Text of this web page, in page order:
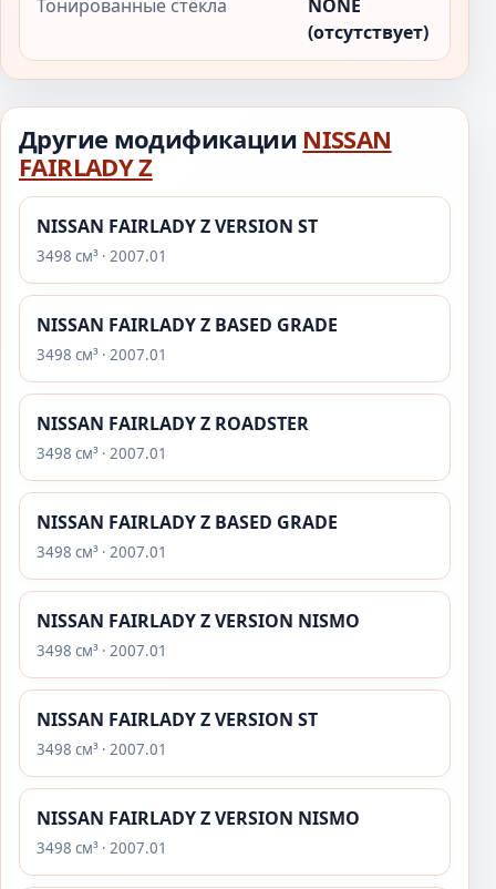
Тонированные стёкла
NONE
(отсутствует)
Другие модификации NISSAN
FAIRLADY Z
NISSAN FAIRLADY Z VERSION ST
3498 см³ · 2007.01
NISSAN FAIRLADY Z BASED GRADE
3498 см³ · 2007.01
NISSAN FAIRLADY Z ROADSTER
3498 см³ · 2007.01
NISSAN FAIRLADY Z BASED GRADE
3498 см³ · 2007.01
NISSAN FAIRLADY Z VERSION NISMO
3498 см³ · 2007.01
NISSAN FAIRLADY Z VERSION ST
3498 см³ · 2007.01
NISSAN FAIRLADY Z VERSION NISMO
3498 см³ · 2007.01